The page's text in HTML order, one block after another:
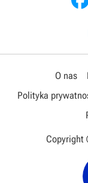
O nas
Polityka
Copyright